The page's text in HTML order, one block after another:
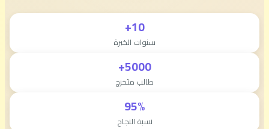
10+
سنوات الخبرة
5000+
طالب متخرج
95%
نسبة النجاح